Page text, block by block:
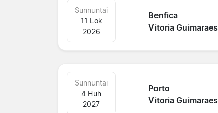
Benfica
Vitoria Guimaraes
Sunnuntai
11 Lok
2026
Porto
Vitoria Guimaraes
Sunnuntai
4 Huh
2027